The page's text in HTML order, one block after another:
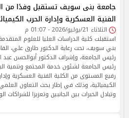
جامعة بنى سويف تستقبل وفدًا من
الفنية العسكرية وإدارة الحرب
الثلاثاء 21/يوليو/2026 - 01:07 م
استقبلت كلية الدراسات العليا للعلوم
بني سويف، تحت رعاية الدكتور طارق علي،
رئيس الجامعة، وإشراف الدكتور أبوالحسن عبد
رئيس الجامعة لشئون خدمة المجتمع وتنمية
رفيع المستوى من الكلية الفنية العسكرية
الكيميائية، وذلك في إطار بحث التعاون
وتبادل الخبرات بين الجانبين وتعزيزا للشراكات